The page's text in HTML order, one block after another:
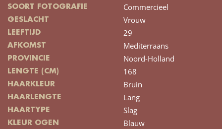
SOORT FOTOGRAFIE Commercieel
GESLACHT Vrouw
LEEFTIJD 29
AFKOMST Mediterraans
PROVINCIE Noord-Holland
LENGTE (CM) 168
HAARKLEUR Bruin
HAARLENGTE Lang
HAARTYPE Slag
KLEUR OGEN Blauw